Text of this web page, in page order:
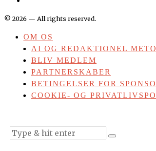
©2026 — All rights reserved.
OM OS
AI OG REDAKTIONEL
BLIV MEDLEM
PARTNERSKABER
BETINGELSER FOR
COOKIE- OG